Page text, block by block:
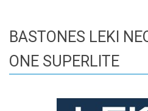
BASTONES LEKI
ONE SUPERLITE